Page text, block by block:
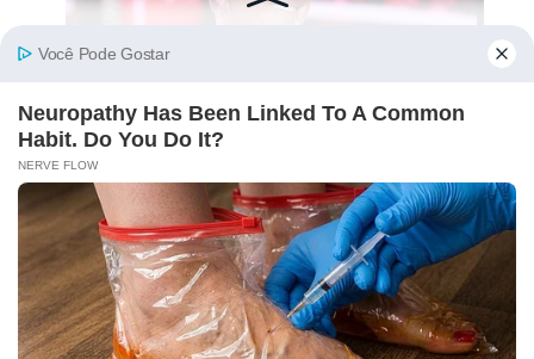
Amado Batista Pedem Aumento De
Indenização
STAY CONNECTED